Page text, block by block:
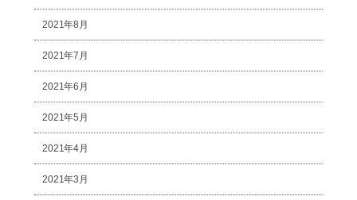
2021年8月
2021年7月
2021年6月
2021年5月
2021年4月
2021年3月